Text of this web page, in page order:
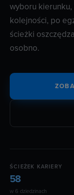
wyboru
kolejności, po
ścieżki
osobno.
ŚCIEŻEK KARIERY
58
w 6 dziedzinach